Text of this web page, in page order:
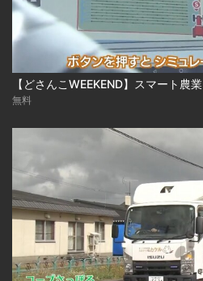
【どさんこWEEKEND】スマート農業
無料